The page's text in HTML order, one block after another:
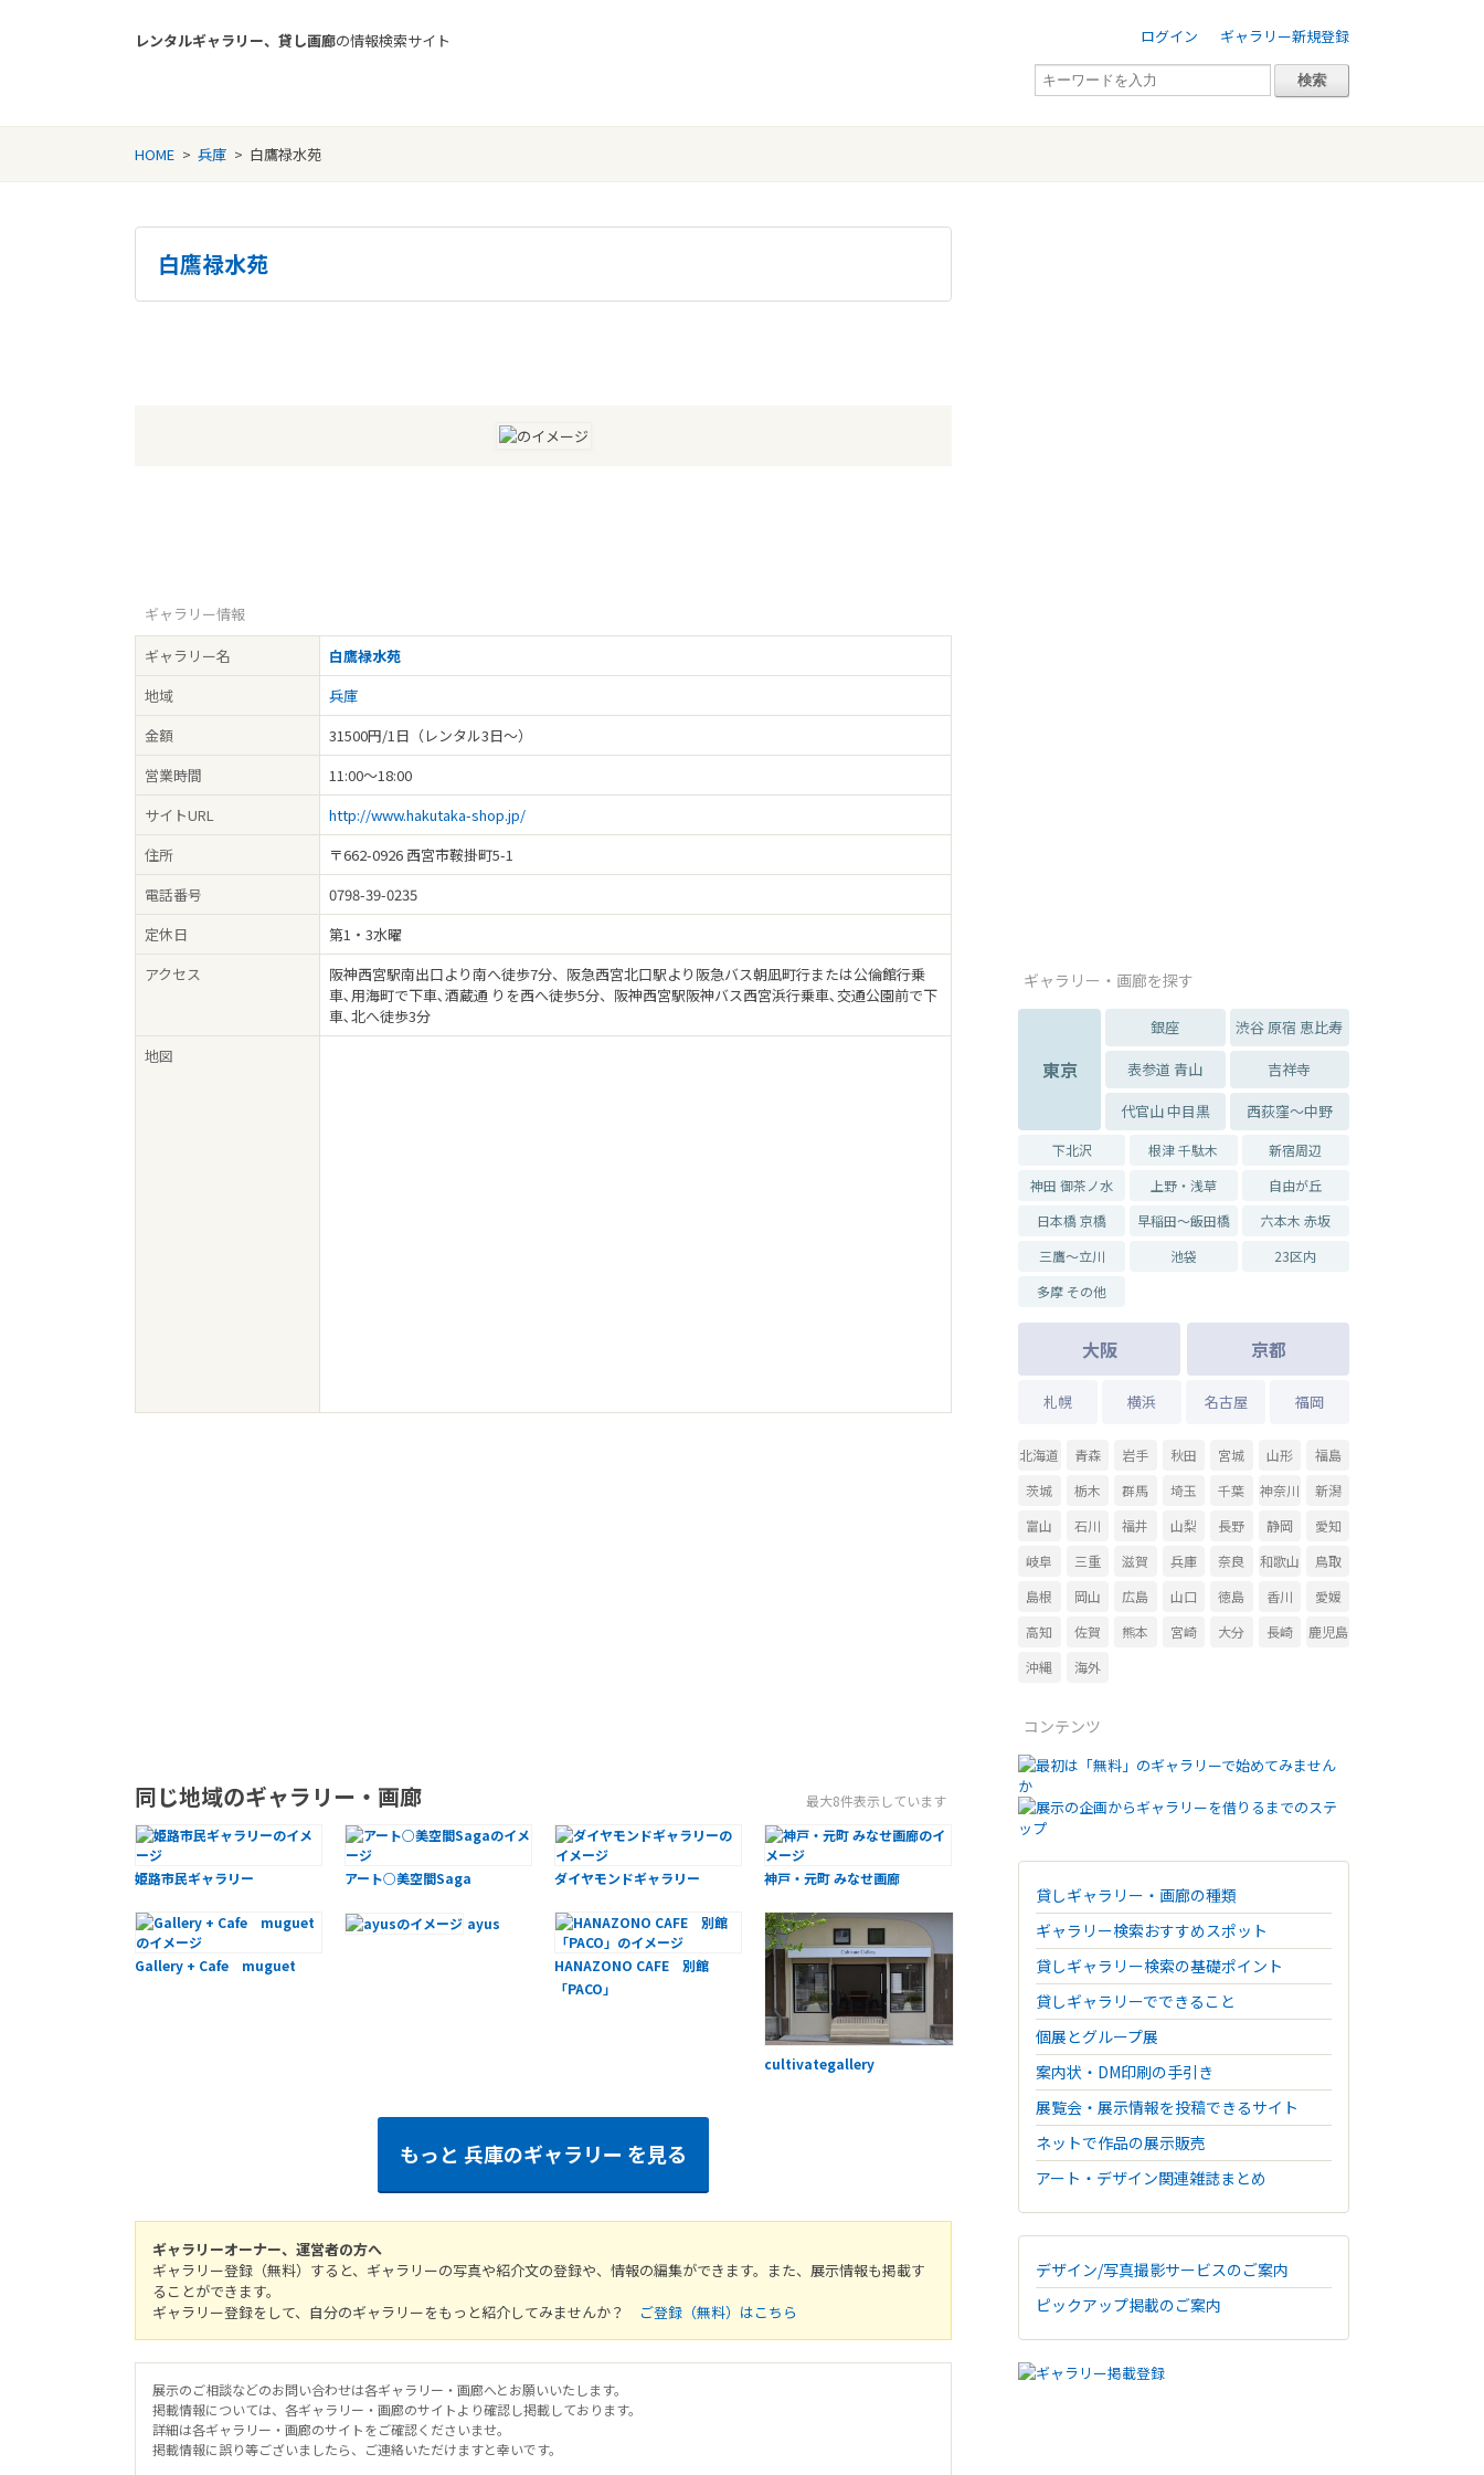
レンタルギャラリー、貸し画廊の情報検索サイト ログイン ギャラリー新規登録
HOME > 兵庫 > 白鷹禄水苑
白鷹禄水苑
ギャラリー情報
ギャラリー名
白鷹禄水苑
地域
兵庫
金額
31500円/1日（レンタル3日～）
営業時間
11:00～18:00
サイトURL
http://www.hakutaka-shop.jp/
住所
〒662-0926 西宮市鞍掛町5-1
電話番号
0798-39-0235
定休日
第1・3水曜
アクセス
阪神西宮駅南出口より南へ徒歩7分、阪急西宮北口駅より阪急バス朝凪町行または公倫館行乗
車､用海町で下車､酒蔵通 りを西へ徒歩5分、阪神西宮駅阪神バス西宮浜行乗車､交通公園前で下
車､北へ徒歩3分
地図
同じ地域のギャラリー・画廊 最大8件表示しています
姫路市民ギャラリー アート○美空間Saga ダイヤモンドギャラリー 神戸・元町 みなせ画廊
Gallery + Cafe muguet
ayus
HANAZONO CAFE 別館
「PACO」
cultivategallery
もっと 兵庫のギャラリー を見る
ギャラリーオーナー、運営者の方へ
ギャラリー登録（無料）すると、ギャラリーの写真や紹介文の登録や、情報の編集ができます。また、展示情報も掲載す
ることができます。
ギャラリー登録をして、自分のギャラリーをもっと紹介してみませんか？
ご登録（無料）はこちら
展示のご相談などのお問い合わせは各ギャラリー・画廊へとお願いいたします。
掲載情報については、各ギャラリー・画廊のサイトより確認し掲載しております。
詳細は各ギャラリー・画廊のサイトをご確認くださいませ。
掲載情報に誤り等ございましたら、ご連絡いただけますと幸いです。
ギャラリー・画廊を探す
東京
銀座
渋谷 原宿 恵比寿
表参道 青山
吉祥寺
代官山 中目黒
西荻窪～中野
下北沢 根津 千駄木
新宿周辺
神田 御茶ノ水
上野・浅草
自由が丘
日本橋 京橋
早稲田～飯田橋
六本木 赤坂
三鷹～立川
池袋
23区内
多摩 その他
大阪 京都
札幌 横浜 名古屋 福岡
北海道 青森 岩手 秋田 宮城 山形
福島
茨城
栃木 群馬 埼玉 千葉 神奈川
新潟
富山
石川 福井 山梨 長野 静岡
愛知
岐阜
三重 滋賀 兵庫 奈良 和歌山
鳥取
島根
岡山 広島 山口 徳島 香川
愛媛
高知
佐賀 熊本 宮崎 大分 長崎
鹿児島
沖縄
海外
コンテンツ
貸しギャラリー・画廊の種類
ギャラリー検索おすすめスポット
貸しギャラリー検索の基礎ポイント
貸しギャラリーでできること
個展とグループ展
案内状・DM印刷の手引き
展覧会・展示情報を投稿できるサイト
ネットで作品の展示販売
アート・デザイン関連雑誌まとめ
デザイン/写真撮影サービスのご案内
ピックアップ掲載のご案内